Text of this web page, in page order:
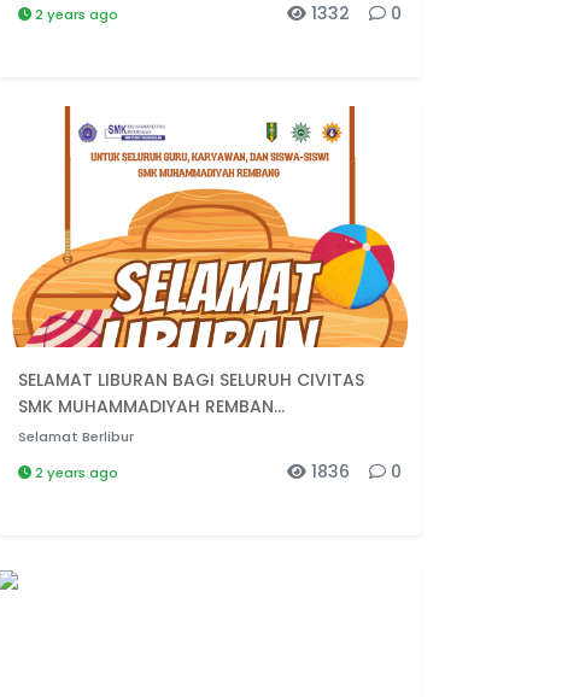
2 years ago
0
1332
SELAMAT LIBURAN BAGI SELURUH CIVITAS
SMK MUHAMMADIYAH REMBAN...
Selamat Berlibur
2 years ago
0
1836